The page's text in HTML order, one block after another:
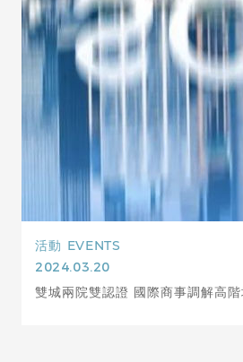
活動 EVENTS
2024.03.20
雙城兩院雙認證 國際商事調解高階